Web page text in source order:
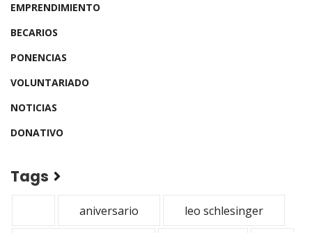
EMPRENDIMIENTO
BECARIOS
PONENCIAS
VOLUNTARIADO
NOTICIAS
DONATIVO
Tags
aniversario leo schlesinger